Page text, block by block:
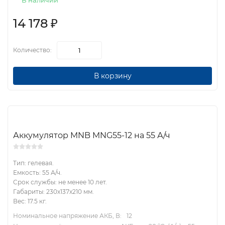
14 178 ₽
Количество:
В корзину
Аккумулятор MNB MNG55-12 на 55 А/ч
Тип: гелевая.
Емкость: 55 А/ч.
Срок службы: не менее 10 лет.
Габариты: 230x137x210 мм.
Вес: 17.5 кг.
Номинальное напряжение АКБ, В:
12